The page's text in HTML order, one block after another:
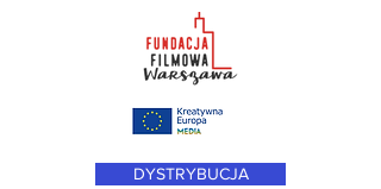
Fundacja Filmowa
DYSTRYBUCJA